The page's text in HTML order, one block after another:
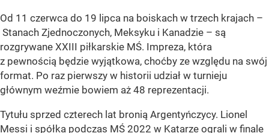
Od 11 czerwca do 19 lipca na boiskach w trzech krajach –
Stanach Zjednoczonych, Meksyku i Kanadzie – są
rozgrywane XXIII piłkarskie MŚ. Impreza, która
z pewnością będzie wyjątkowa, choćby ze względu na swój
format. Po raz pierwszy w historii udział w turnieju
głównym weźmie bowiem aż 48 reprezentacji.
Tytułu sprzed czterech lat bronią Argentyńczycy. Lionel
Messi i spółka podczas MŚ 2022 w Katarze ograli w finale